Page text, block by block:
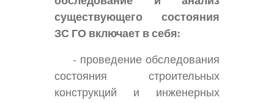
существующего состояния
ЗС ГО включает в себя:
- проведение обследования
состояния строительных
конструкций и инженерных